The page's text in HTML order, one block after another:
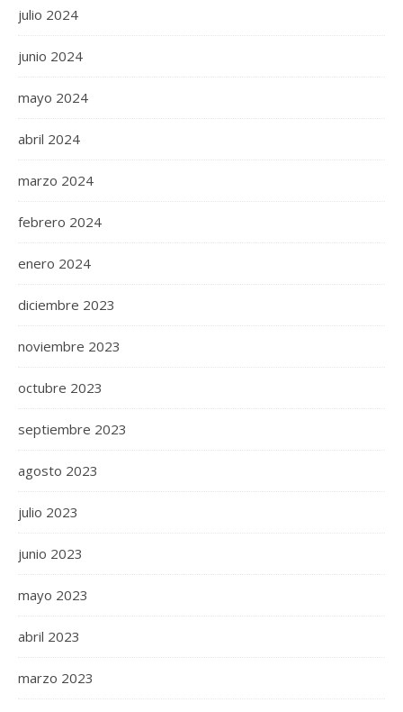
julio 2024
junio 2024
mayo 2024
abril 2024
marzo 2024
febrero 2024
enero 2024
diciembre 2023
noviembre 2023
octubre 2023
septiembre 2023
agosto 2023
julio 2023
junio 2023
mayo 2023
abril 2023
marzo 2023